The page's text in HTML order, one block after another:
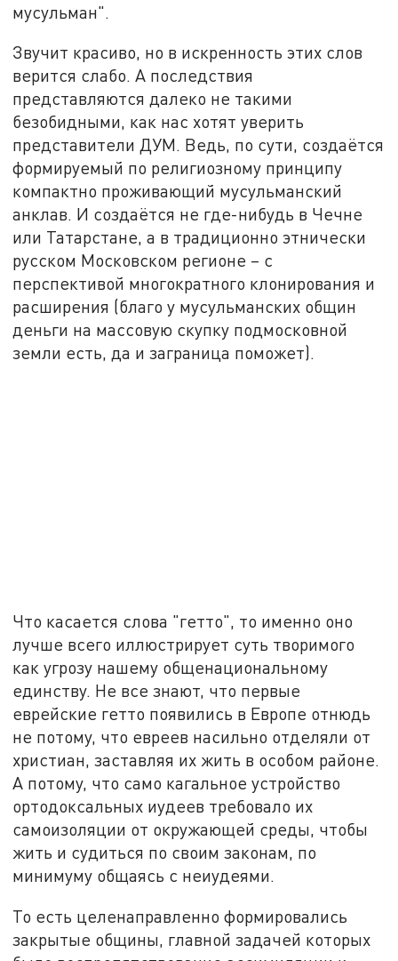
мусульман".
Звучит красиво, но в искренность этих слов
верится слабо. А последствия
представляются далеко не такими
безобидными, как нас хотят уверить
представители ДУМ. Ведь, по сути, создаётся
формируемый по религиозному принципу
компактно проживающий мусульманский
анклав. И создаётся не где-нибудь в Чечне
или Татарстане, а в традиционно этнически
русском Московском регионе – с
перспективой многократного клонирования и
расширения (благо у мусульманских общин
деньги на массовую скупку подмосковной
земли есть, да и заграница поможет).
Что касается слова "гетто", то именно оно
лучше всего иллюстрирует суть творимого
как угрозу нашему общенациональному
единству. Не все знают, что первые
еврейские гетто появились в Европе отнюдь
не потому, что евреев насильно отделяли от
христиан, заставляя их жить в особом районе.
А потому, что само кагальное устройство
ортодоксальных иудеев требовало их
самоизоляции от окружающей среды, чтобы
жить и судиться по своим законам, по
минимуму общаясь с неиудеями.
То есть целенаправленно формировались
закрытые общины, главной задачей которых